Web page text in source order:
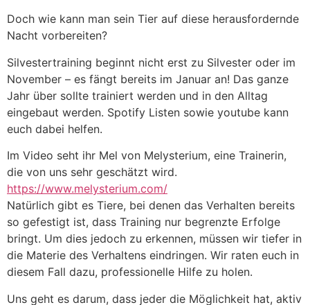
Doch wie kann man sein Tier auf diese herausfordernde
Nacht vorbereiten?
Silvestertraining beginnt nicht erst zu Silvester oder im
November – es fängt bereits im Januar an! Das ganze
Jahr über sollte trainiert werden und in den Alltag
eingebaut werden. Spotify Listen sowie youtube kann
euch dabei helfen.
Im Video seht ihr Mel von Melysterium, eine Trainerin,
die von uns sehr geschätzt wird.
https://www.melysterium.com/
Natürlich gibt es Tiere, bei denen das Verhalten bereits
so gefestigt ist, dass Training nur begrenzte Erfolge
bringt. Um dies jedoch zu erkennen, müssen wir tiefer in
die Materie des Verhaltens eindringen. Wir raten euch in
diesem Fall dazu, professionelle Hilfe zu holen.
Uns geht es darum, dass jeder die Möglichkeit hat, aktiv